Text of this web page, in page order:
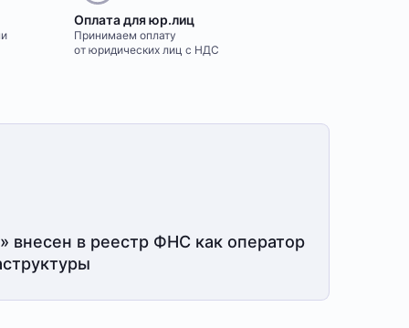
Оплата для юр.лиц
Принимаем оплату
от юридических лиц с НДС
внесен в реестр ФНС как оператор